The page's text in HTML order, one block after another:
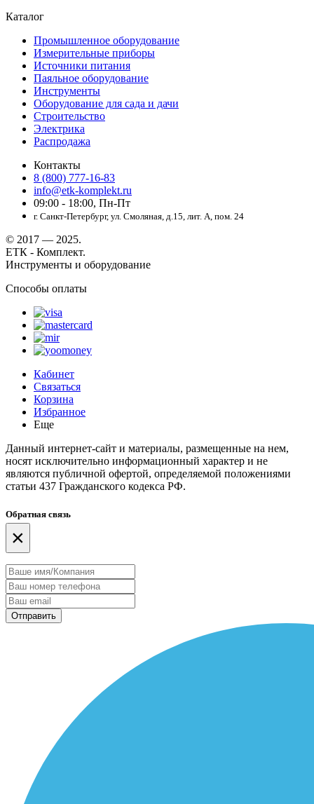
Каталог
Промышленное оборудование
Измерительные приборы
Источники питания
Паяльное оборудование
Инструменты
Оборудование для сада и дачи
Строительство
Электрика
Распродажа
Контакты
8 (800) 777-16-83
info@etk-komplekt.ru
09:00 - 18:00, Пн-Пт
г. Санкт-Петербург, ул. Смоляная, д.15, лит. А, пом. 24
© 2017 — 2025.
ЕТК - Комплект.
Инструменты и оборудование
Способы оплаты
Кабинет
Связаться
Корзина
Избранное
Еще
Данный интернет-сайт и материалы, размещенные на нем,
носят исключительно информационный характер и не
являются публичной офертой, определяемой положениями
статьи 437 Гражданского кодекса РФ.
Обратная связь
×
Отправить